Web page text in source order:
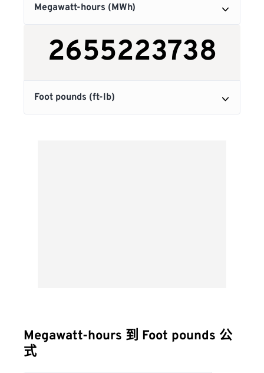
Megawatt-hours 到 Foot pounds 公
式